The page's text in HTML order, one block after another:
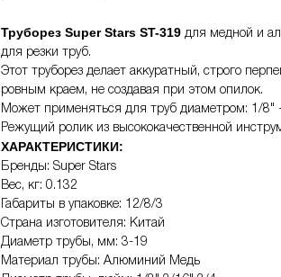
Труборез Super Stars ST-319 для медной и
для резки труб.
Этот труборез делает аккуратный, строго
ровным краем, не создавая при этом опилок.
Может применяться для труб диаметром: 1/
Режущий ролик из высококачественной
ХАРАКТЕРИСТИКИ:
Бренды: Super Stars
Вес, кг: 0.132
Габариты в упаковке: 12/8/3
Страна изготовителя: Китай
Диаметр трубы, мм: 3-19
Материал трубы: Алюминий Медь